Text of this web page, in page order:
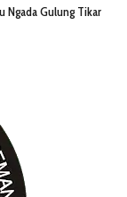
Ngada Gulung Tikar